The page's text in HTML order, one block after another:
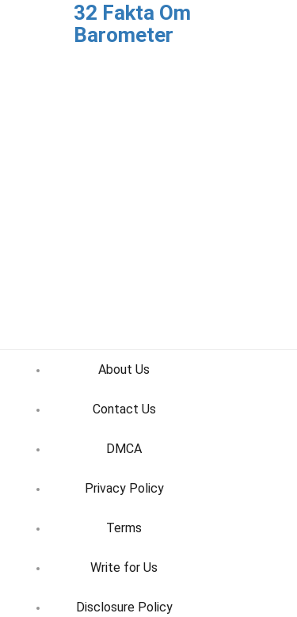
32 Fakta Om
Barometer
About Us
Contact Us
DMCA
Privacy Policy
Terms
Write for Us
Disclosure Policy